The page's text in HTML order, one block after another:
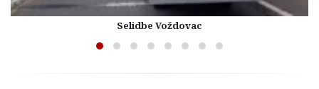
Selidbe Voždovac